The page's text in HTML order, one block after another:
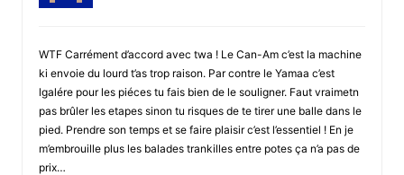
WTF Carrément d’accord avec twa ! Le Can-Am c’est la machine
ki envoie du lourd t’as trop raison. Par contre le Yamaa c’est
lgalére pour les piéces tu fais bien de le souligner. Faut vraimetn
pas brûler les etapes sinon tu risques de te tirer une balle dans le
pied. Prendre son temps et se faire plaisir c’est l’essentiel ! En je
m’embrouille plus les balades trankilles entre potes ça n’a pas de
prix…